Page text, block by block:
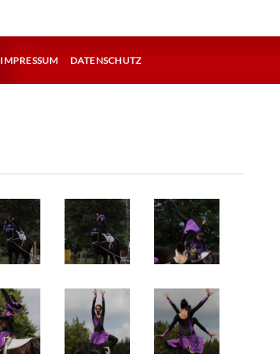
IMPRESSUM DATENSCHUTZ